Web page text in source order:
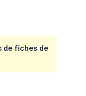
de fiches de